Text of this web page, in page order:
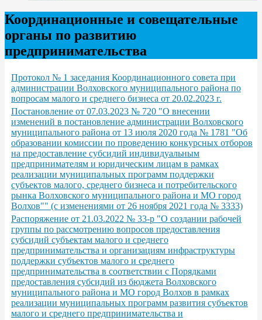
Координационные и совещательные
органы по развитию
предпринимательства
Протокол № 1 заседания Координационного совета при
администрации Волховского муниципального района по
вопросам малого и среднего бизнеса от 20.02.2023 г.
Постановление от 07.03.2023 № 720 "О внесении
изменений в постановление администрации Волховского
муниципального района от 13 июля 2020 года № 1781 "Об
образовании комиссии по проведению конкурсных отборов
на предоставление субсидий индивидуальным
предпринимателям и юридическим лицам в рамках
реализации муниципальных программ поддержки
субъектов малого, среднего бизнеса и потребительского
рынка Волховского муниципального paйoнa и МО город
Волхов"" (с изменениями от 26 ноября 2021 года № 3333)
Распоряжение от 21.03.2022 № 33-р "О создании рабочей
группы по рассмотрению вопросов предоставления
субсидий субъектам малого и среднего
предпринимательства и организациям инфраструктуры
поддержки субъектов малого и среднего
предпринимательства в соответствии с Порядками
предоставления субсидий из бюджета Волховского
муниципального района и МО город Волхов в рамках
реализации муниципальных программ развития субъектов
малого и среднего предпринимательства и